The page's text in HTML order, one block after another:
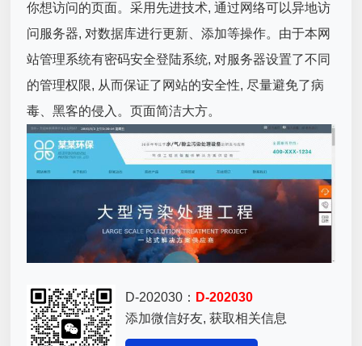
你想访问的页面。采用先进技术, 通过网络可以异地访
问服务器, 对数据库进行更新、添加等操作。由于本网
站管理系统有密码安全登陆系统, 对服务器设置了不同
的管理权限, 从而保证了网站的安全性, 尽量避免了病
毒、黑客的侵入。页面简洁大方。
D-202030： D-202030
添加微信好友, 获取相关信息